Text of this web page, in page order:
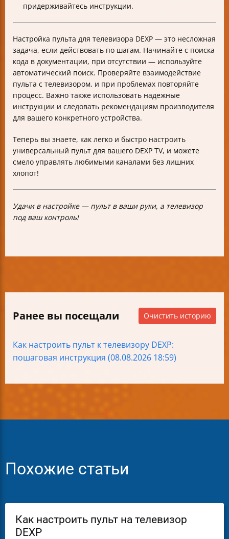
придерживайтесь инструкции.
Настройка пульта для телевизора DEXP — это несложная
задача, если действовать по шагам. Начинайте с поиска
кода в документации, при отсутствии — используйте
автоматический поиск. Проверяйте взаимодействие
пульта с телевизором, и при проблемах повторяйте
процесс. Важно также использовать надежные
инструкции и следовать рекомендациям производителя
для вашего конкретного устройства.
Теперь вы знаете, как легко и быстро настроить
универсальный пульт для вашего DEXP TV, и можете
смело управлять любимыми каналами без лишних
хлопот!
Удачи в настройке — пульт в ваши руки, а телевизор
под ваш контроль!
Ранее вы посещали Очистить историю
Как настроить пульт к телевизору DEXP:
пошаговая инструкция (08.08.2026 18:59)
Похожие статьи
Как настроить пульт на телевизор
DEXP